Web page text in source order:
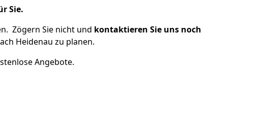
Sie.
Zögern Sie nicht und kontaktieren Sie uns noch
Heidenau zu planen.
Angebote.